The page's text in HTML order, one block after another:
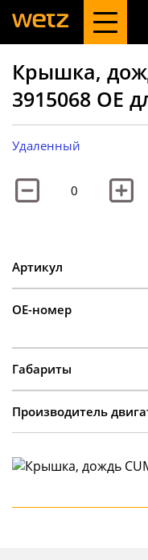
Крышка,
3915068 OE
Удаленный
Артикул
OE-номер
Габариты
Производитель